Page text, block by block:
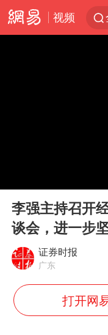
视频
Play
李强主持召开
谈会，进一步
证券时报
广东
打开网